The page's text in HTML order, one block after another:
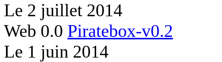
Le 2 juillet 2014
Web 0.0 Piratebox-v0.2
Le 1 juin 2014